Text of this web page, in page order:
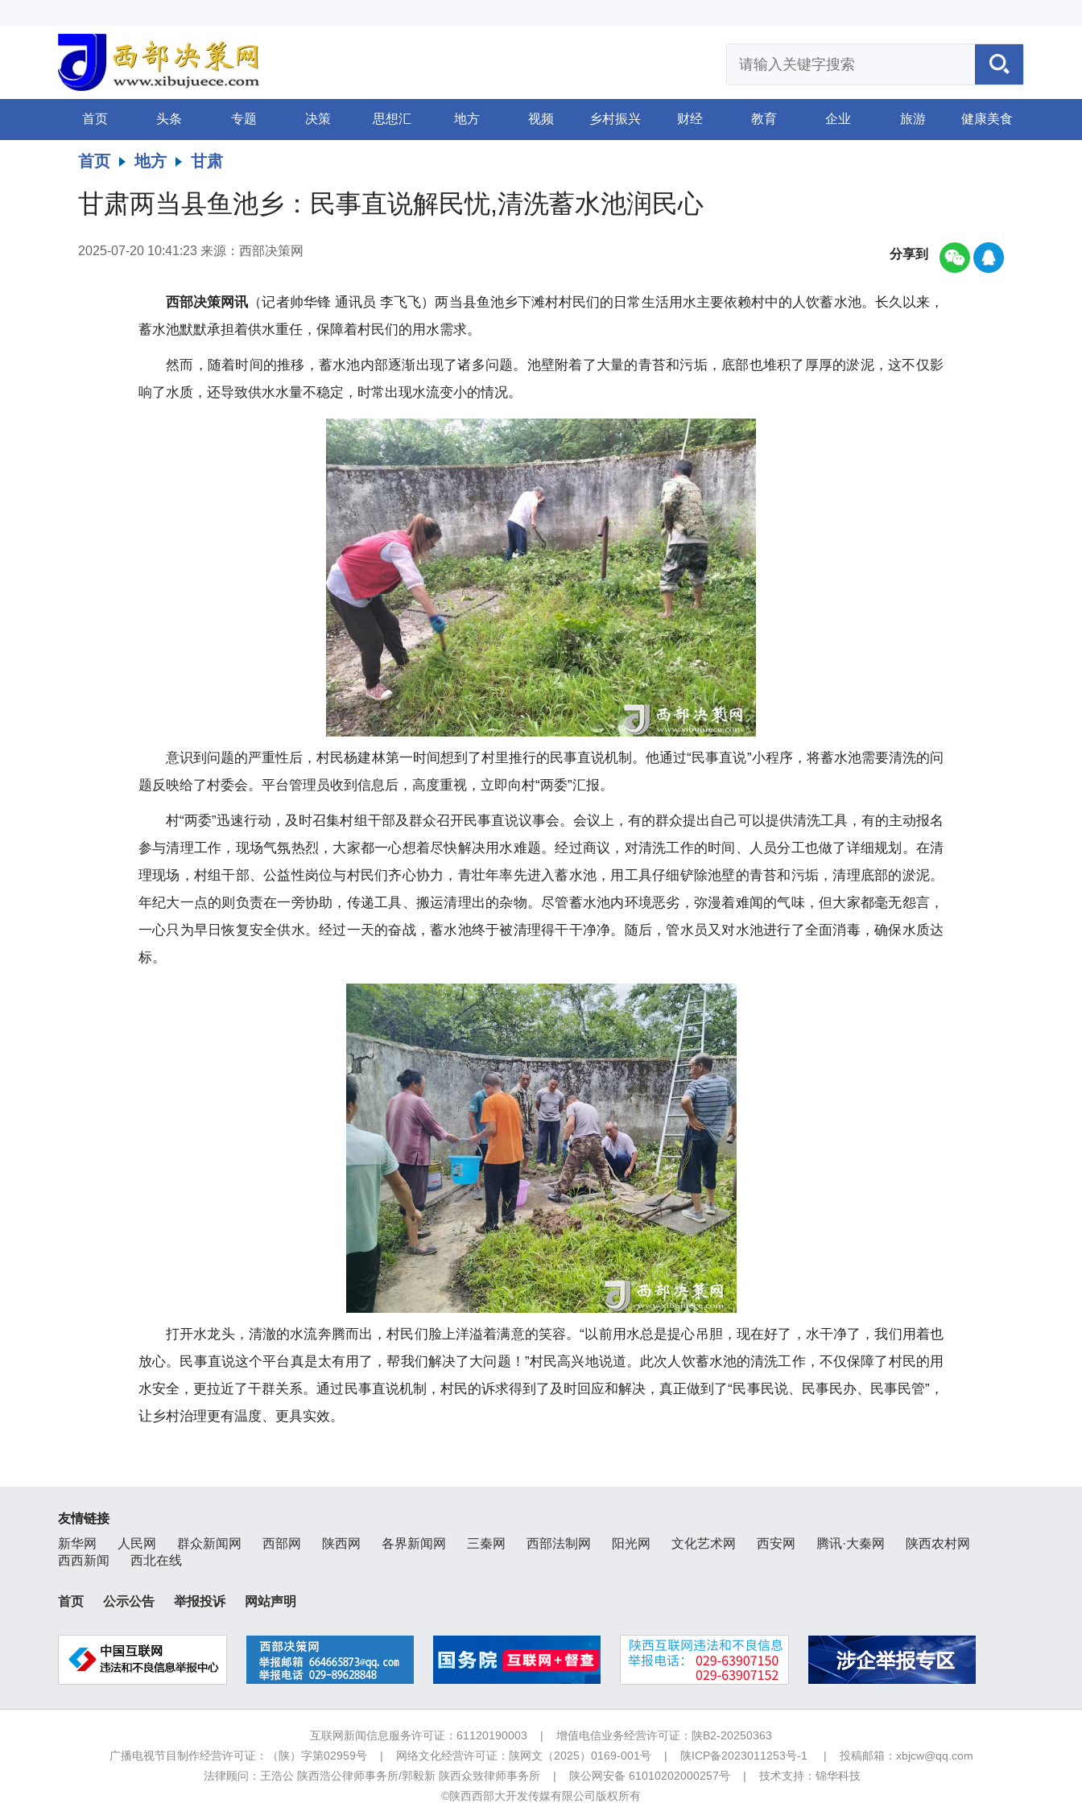
首页 头条 专题 决策 思想汇 地方 视频 乡村振兴 财经 教育 企业 旅游 健康美食
首页 地方 甘肃
甘肃两当县鱼池乡：民事直说解民忧,清洗蓄水池润民心
2025-07-20 10:41:23 来源：西部决策网 分享到
西部决策网讯 （记者帅华锋 通讯员 李飞飞）两当县鱼池乡下滩村村民们的日常生活用水主要依赖村中的人饮蓄水池。长久以来，
蓄水池默默承担着供水重任，保障着村民们的用水需求。
然而，随着时间的推移，蓄水池内部逐渐出现了诸多问题。池壁附着了大量的青苔和污垢，底部也堆积了厚厚的淤泥，这不仅影
响了水质，还导致供水水量不稳定，时常出现水流变小的情况。
意识到问题的严重性后，村民杨建林第一时间想到了村里推行的民事直说机制。他通过“民事直说”小程序，将蓄水池需要清洗的问
题反映给了村委会。平台管理员收到信息后，高度重视，立即向村“两委”汇报。
村“两委”迅速行动，及时召集村组干部及群众召开民事直说议事会。会议上，有的群众提出自己可以提供清洗工具，有的主动报名
参与清理工作，现场气氛热烈，大家都一心想着尽快解决用水难题。经过商议，对清洗工作的时间、人员分工也做了详细规划。在清
理现场，村组干部、公益性岗位与村民们齐心协力，青壮年率先进入蓄水池，用工具仔细铲除池壁的青苔和污垢，清理底部的淤泥。
年纪大一点的则负责在一旁协助，传递工具、搬运清理出的杂物。尽管蓄水池内环境恶劣，弥漫着难闻的气味，但大家都毫无怨言，
一心只为早日恢复安全供水。经过一天的奋战，蓄水池终于被清理得干干净净。随后，管水员又对水池进行了全面消毒，确保水质达
标。
打开水龙头，清澈的水流奔腾而出，村民们脸上洋溢着满意的笑容。“以前用水总是提心吊胆，现在好了，水干净了，我们用着也
放心。民事直说这个平台真是太有用了，帮我们解决了大问题！”村民高兴地说道。此次人饮蓄水池的清洗工作，不仅保障了村民的用
水安全，更拉近了干群关系。通过民事直说机制，村民的诉求得到了及时回应和解决，真正做到了“民事民说、民事民办、民事民管”，
让乡村治理更有温度、更具实效。
友情链接
新华网
人民网 群众新闻网 西部网 陕西网 各界新闻网 三秦网 西部法制网 阳光网 文化艺术网 西安网 腾讯·大秦网
陕西农村网
西西新闻
西北在线
首页 公示公告 举报投诉 网站声明
互联网新闻信息服务许可证：61120190003 | 增值电信业务经营许可证：陕B2-20250363
广播电视节目制作经营许可证：（陕）字第02959号 | 网络文化经营许可证：陕网文（2025）0169-001号 | 陕ICP备2023011253号-1
| 投稿邮箱：xbjcw@qq.com
法律顾问：王浩公 陕西浩公律师事务所/郭毅新 陕西众致律师事务所 | 陕公网安备 61010202000257号 | 技术支持： 锦华科技
©陕西西部大开发传媒有限公司版权所有